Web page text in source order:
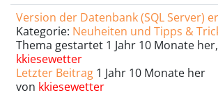
Version der Datenbank (SQL Server)
Kategorie: Neuheiten und Tipps &
Thema gestartet 1 Jahr 10 Monate
kkiesewetter
Letzter Beitrag 1 Jahr 10 Monate her
von kkiesewetter